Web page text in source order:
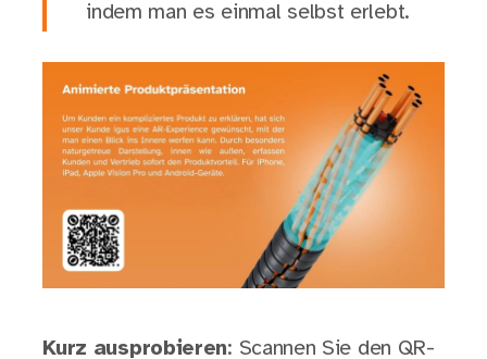
indem man es einmal selbst erlebt.
Kurz ausprobieren: Scannen Sie den QR-